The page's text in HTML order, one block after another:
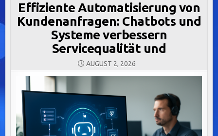
Effiziente Automatisierung von
Kundenanfragen: Chatbots und
Systeme verbessern
Servicequalität und
AUGUST 2, 2026